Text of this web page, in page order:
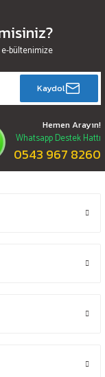
bültenimize
Kaydol
Hemen Arayın!
Whatsapp Destek Hattı
0543 967 8260